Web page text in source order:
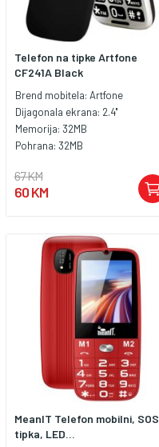
Telefon na tipke Artfone
CF241A Black
Brend mobitela: Artfone
Dijagonala ekrana: 2.4''
Memorija: 32MB
Pohrana: 32MB
67 KM
60 KM
MeanIT Telefon mobilni, SOS
tipka, LED...